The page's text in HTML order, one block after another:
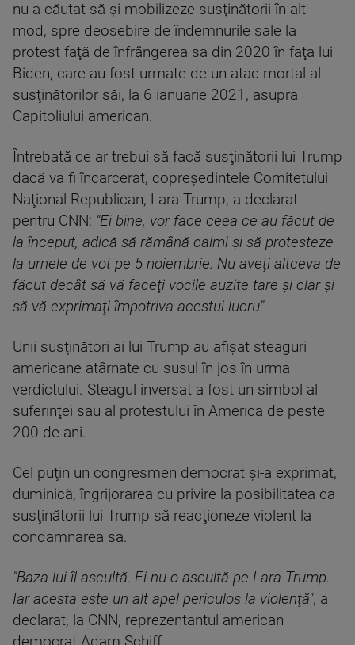
nu a căutat să-şi mobilizeze susţinătorii în alt
mod, spre deosebire de îndemnurile sale la
protest faţă de înfrângerea sa din 2020 în faţa lui
Biden, care au fost urmate de un atac mortal al
susţinătorilor săi, la 6 ianuarie 2021, asupra
Capitoliului american.
Întrebată ce ar trebui să facă susţinătorii lui Trump
dacă va fi încarcerat, copreşedintele Comitetului
Naţional Republican, Lara Trump, a declarat
pentru CNN: "Ei bine, vor face ceea ce au făcut de
la început, adică să rămână calmi şi să protesteze
la urnele de vot pe 5 noiembrie. Nu aveţi altceva de
făcut decât să vă faceţi vocile auzite tare şi clar şi
să vă exprimaţi împotriva acestui lucru".
Unii susţinători ai lui Trump au afişat steaguri
americane atârnate cu susul în jos în urma
verdictului. Steagul inversat a fost un simbol al
suferinţei sau al protestului în America de peste
200 de ani.
Cel puţin un congresmen democrat şi-a exprimat,
duminică, îngrijorarea cu privire la posibilitatea ca
susţinătorii lui Trump să reacţioneze violent la
condamnarea sa.
"Baza lui îl ascultă. Ei nu o ascultă pe Lara Trump.
Iar acesta este un alt apel periculos la violenţă", a
declarat, la CNN, reprezentantul american